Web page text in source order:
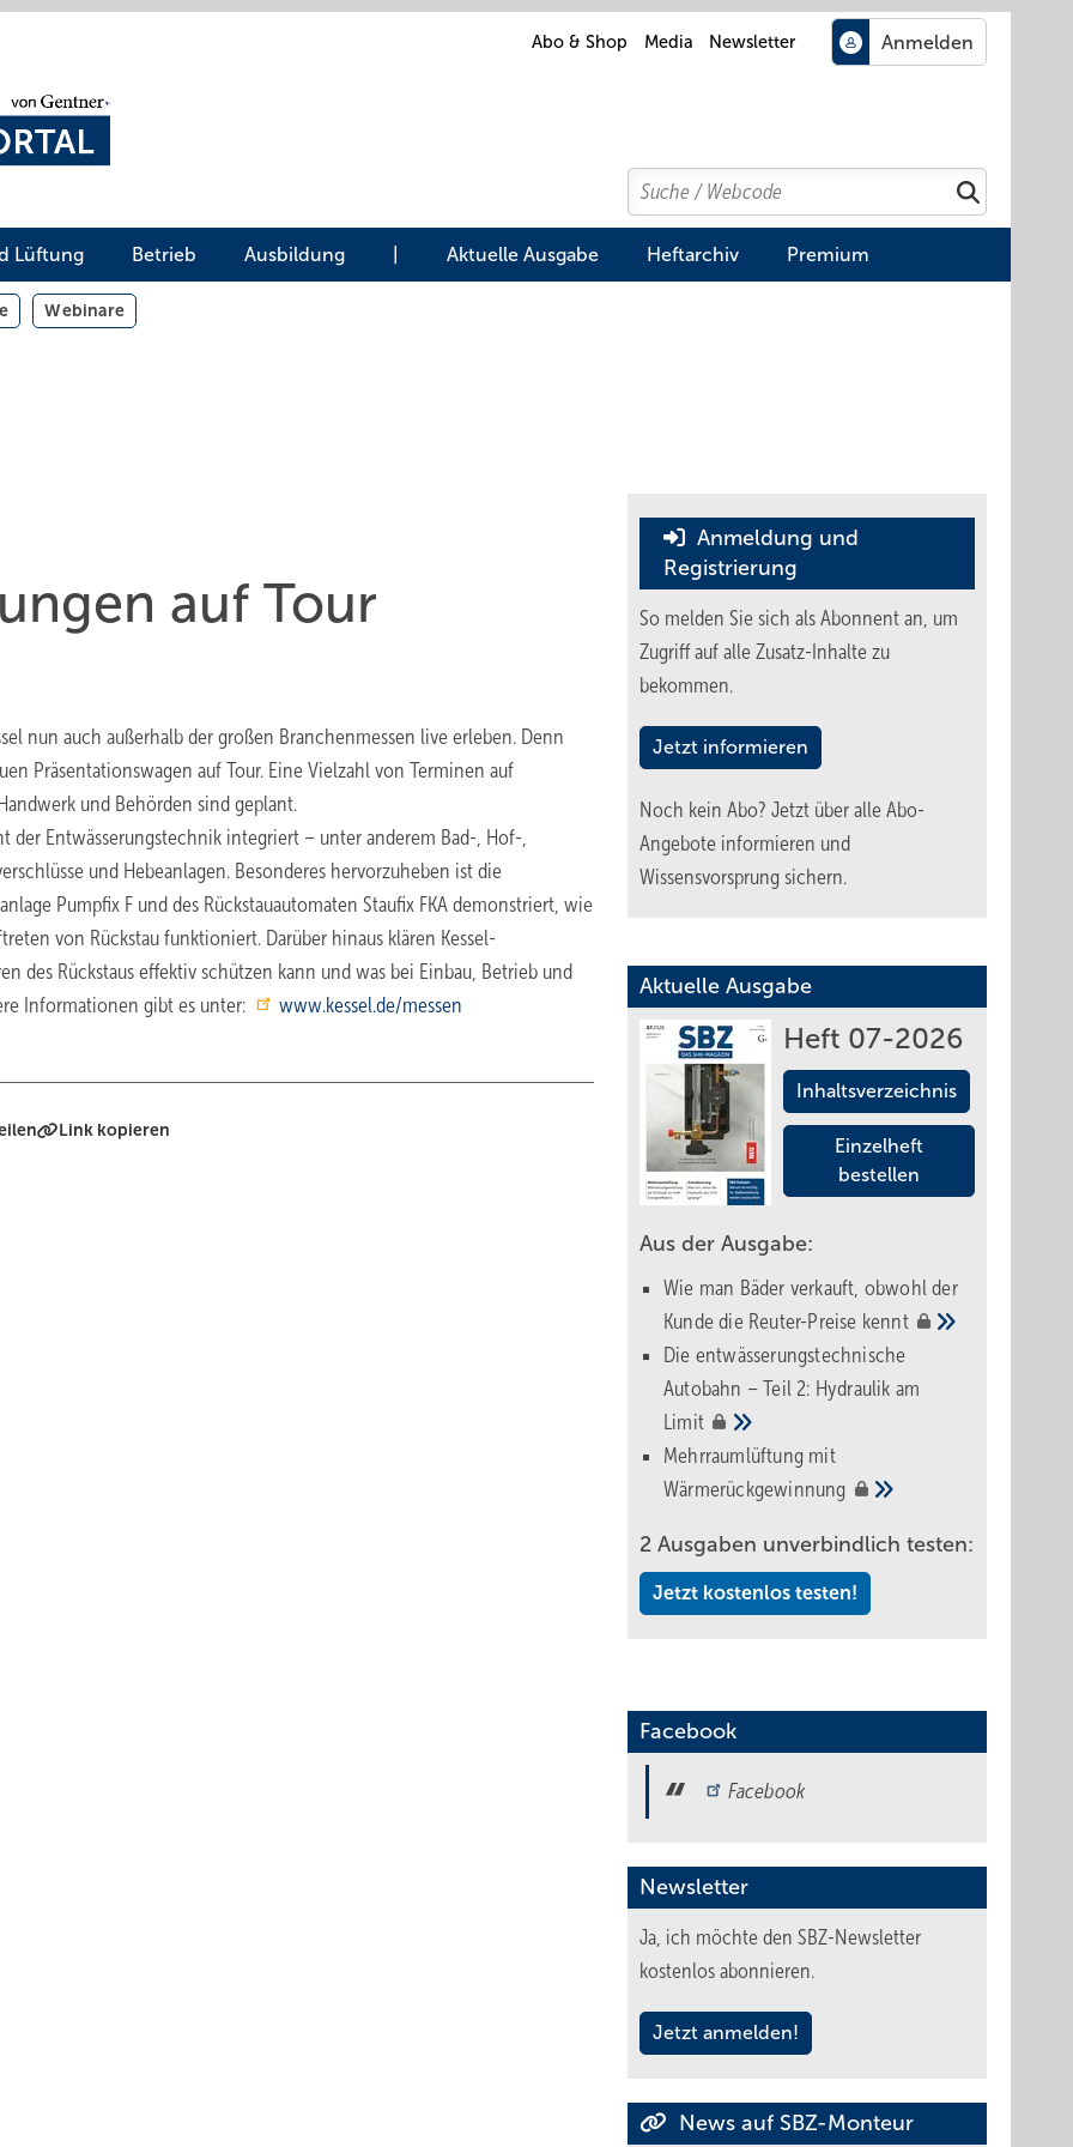
Abo & Shop Media Newsletter
Search
Suchen
Lüftung Betrieb Ausbildung Aktuelle Ausgabe Heftarchiv Premium
Webinare
auf Tour
nun auch außerhalb der großen Branchenmessen live erleben. Denn
Präsentationswagen auf Tour. Eine Vielzahl von Terminen auf
und Behörden sind geplant.
der Entwässerungstechnik integriert – unter anderem Bad-, Hof-,
und Hebeanlagen. Besonderes hervorzuheben ist die
Pumpfix F und des Rückstauautomaten Staufix FKA demonstriert, wie
von Rückstau funktioniert. Darüber hinaus klären Kessel-
des Rückstaus effektiv schützen kann und was bei Einbau, Betrieb und
Informationen gibt es unter:
www.kessel.de/messen
Link kopieren
Anmeldung und
Registrierung
So melden Sie sich als Abonnent an, um
Zugriff auf alle Zusatz-Inhalte zu
bekommen.
Jetzt informieren
Noch kein Abo? Jetzt über alle Abo-
Angebote informieren und
Wissensvorsprung sichern.
Aktuelle Ausgabe
Heft 07-2026
Inhaltsverzeichnis
Einzelheft
bestellen
Aus der Ausgabe:
Wie man Bäder verkauft, obwohl der
Kunde die Reuter-Preise kennt
Die entwässerungstechnische
Autobahn – Teil 2: Hydraulik am
Limit
Mehrraumlüftung mit
Wärmerückgewinnung
2 Ausgaben unverbindlich testen:
Jetzt kostenlos testen!
Facebook
Facebook
Newsletter
Ja, ich möchte den SBZ-Newsletter
kostenlos abonnieren.
Jetzt anmelden!
News auf SBZ-Monteur